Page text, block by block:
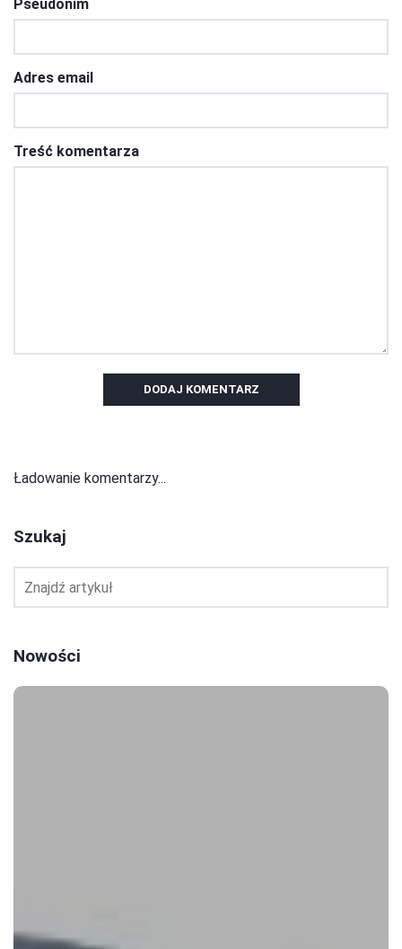
Pseudonim
Adres email
Treść komentarza
DODAJ KOMENTARZ
Ładowanie komentarzy...
Szukaj
Nowości